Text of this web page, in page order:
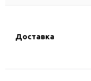
Доставка